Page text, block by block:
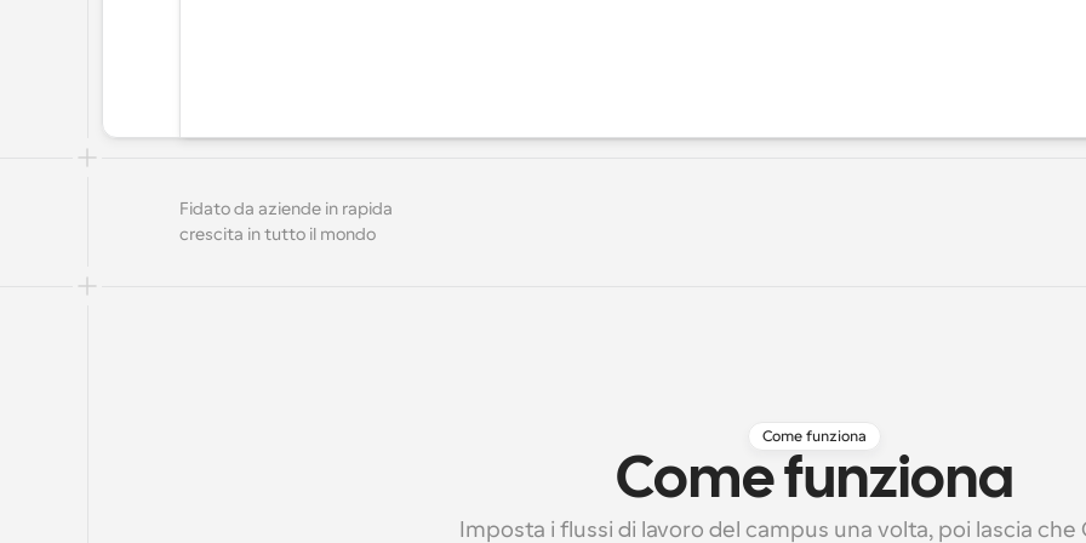
Fidato da aziende in rapida
crescita in tutto il mondo
Come funziona
Come funziona
Imposta i flussi di lavoro del campus una volta, poi lascia che